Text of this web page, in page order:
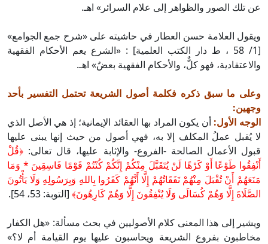
عن تلك الصور والظواهر إلى علام السرائر» اهـ.
ويقول العلامة حسن العطار في حاشيته على «شرح جمع الجوامع»
[1/ 58 ، ط دار الكتب العلمية] : «الشرع يعم الأحكام الفقهية
والاعتقادية، فهو كلٌّ، والأحكام الفقهية بعضٌ» اهـ.
وعلى ما سبق ذكره فكلمة أصول الشريعة تحتمل التفسير بأحد
وجهين:
الوجه الأول: أن يكون المراد بها العقائد الإيمانية؛ إذ هي الأصل الذي
لا يُقبل عملُ المكلف إلا به، فهي أصول من حيث إنها يبنى عليها
قبول الأعمال الصالحة -الفروع- والإثابة عليها، قال تعالى: ﴿قُلْ
أَنْفِقُوا طَوْعًا أَوْ كَرْهًا لَنْ يُتَقَبَّلَ مِنْكُمْ إِنَّكُمْ كُنْتُمْ قَوْمًا فَاسِقِينَ * وَمَا
مَنَعَهُمْ أَنْ تُقْبَلَ مِنْهُمْ نَفَقَاتُهُمْ إِلَّا أَنَّهُمْ كَفَرُوا بِاللهِ وَبِرَسُولِهِ وَلَا يَأْتُونَ
الصَّلَاةَ إِلَّا وَهُمْ كُسَالَى وَلَا يُنْفِقُونَ إِلَّا وَهُمْ كَارِهُونَ﴾ [التوبة: 53، 54].
ويشير إلى هذا المعنى كلام الأصوليين في بحث مسألة: «هل الكفار
مخاطبون بفروع الشريعة ويحاسبون عليها يوم القيامة أم لا؟»